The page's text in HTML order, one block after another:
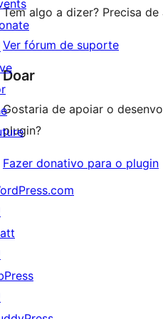
Tem algo a dizer? Precisa de
Ver fórum de suporte
Doar
Gostaria de apoiar o
plugin?
Fazer donativo para o plugin